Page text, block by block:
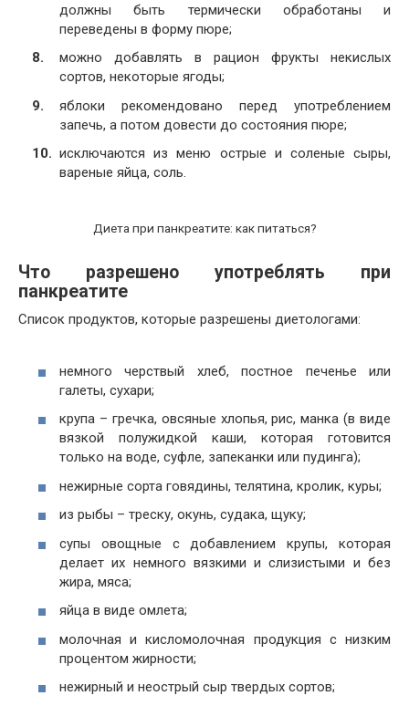
должны быть термически обработаны и
переведены в форму пюре;
можно добавлять в рацион фрукты некислых
сортов, некоторые ягоды;
яблоки рекомендовано перед употреблением
запечь, а потом довести до состояния пюре;
исключаются из меню острые и соленые сыры,
вареные яйца, соль.
Диета при панкреатите: как питаться?
Что разрешено употреблять при
панкреатите
Список продуктов, которые разрешены диетологами:
немного черствый хлеб, постное печенье или
галеты, сухари;
крупа – гречка, овсяные хлопья, рис, манка (в виде
вязкой полужидкой каши, которая готовится
только на воде, суфле, запеканки или пудинга);
нежирные сорта говядины, телятина, кролик, куры;
из рыбы – треску, окунь, судака, щуку;
супы овощные с добавлением крупы, которая
делает их немного вязкими и слизистыми и без
жира, мяса;
яйца в виде омлета;
молочная и кисломолочная продукция с низким
процентом жирности;
нежирный и неострый сыр твердых сортов;